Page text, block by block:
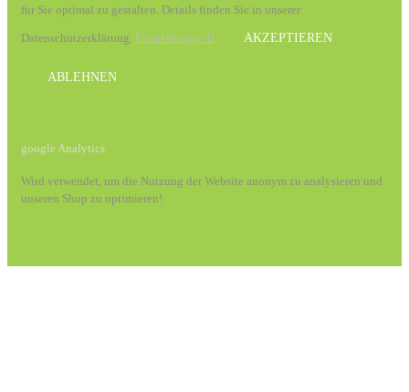
für Sie optimal zu gestalten. Details finden Sie in unserer
Datenschutzerklärung. Einstellungen AKZEPTIEREN
ABLEHNEN
google Analytics
Wird verwendet, um die Nutzung der Website anonym zu analysieren und
unseren Shop zu optimieren!